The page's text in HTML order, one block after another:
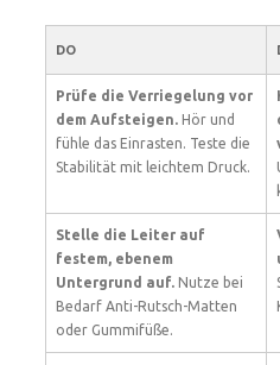
DO
Prüfe die Verriegelung vor
dem Aufsteigen. Hör und
fühle das Einrasten. Teste die
Stabilität mit leichtem Druck.
Stelle die Leiter auf
festem, ebenem
Untergrund auf. Nutze bei
Bedarf Anti-Rutsch-Matten
oder Gummifüße.